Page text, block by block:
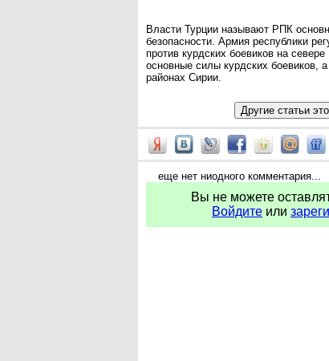
Власти Турции называют РПК
безопасности. Армия республики
против курдских боевиков на
основные силы курдских боевиков,
районах Сирии.
еще нет ниодного комментария...
Вы не можете
Войдите или